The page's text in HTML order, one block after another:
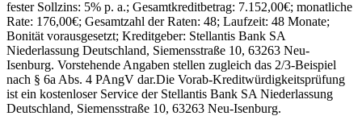
fester Sollzins: 5% p. a.; Gesamtkreditbetrag: 7.152,00€; monatliche
Rate: 176,00€; Gesamtzahl der Raten: 48; Laufzeit: 48 Monate;
Bonität vorausgesetzt; Kreditgeber: Stellantis Bank SA
Niederlassung Deutschland, Siemensstraße 10, 63263 Neu-
Isenburg. Vorstehende Angaben stellen zugleich das 2/3-Beispiel
nach § 6a Abs. 4 PAngV dar.Die Vorab-Kreditwürdigkeitsprüfung
ist ein kostenloser Service der Stellantis Bank SA Niederlassung
Deutschland, Siemensstraße 10, 63263 Neu-Isenburg.